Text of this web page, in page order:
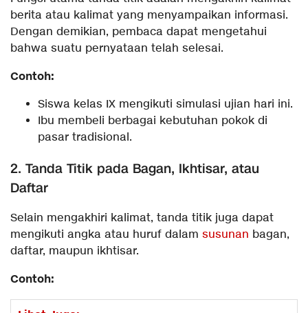
berita atau kalimat yang menyampaikan informasi.
Dengan demikian, pembaca dapat mengetahui
bahwa suatu pernyataan telah selesai.
Contoh:
Siswa kelas IX mengikuti simulasi ujian hari ini.
Ibu membeli berbagai kebutuhan pokok di
pasar tradisional.
2. Tanda Titik pada Bagan, Ikhtisar, atau
Daftar
Selain mengakhiri kalimat, tanda titik juga dapat
mengikuti angka atau huruf dalam susunan bagan,
daftar, maupun ikhtisar.
Contoh: